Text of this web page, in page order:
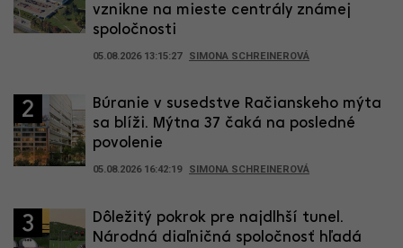
vznikne na mieste centrály známej
spoločnosti
05.08.2026 13:15:27 SIMONA SCHREINEROVÁ
2
Búranie v susedstve Račianskeho mýta
sa blíži. Mýtna 37 čaká na posledné
povolenie
05.08.2026 16:42:19 SIMONA SCHREINEROVÁ
3
Dôležitý pokrok pre najdlhší tunel.
Národná diaľničná spoločnosť hľadá